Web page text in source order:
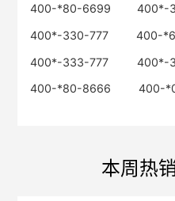
400-*80-6699
400*-
400*-330-777
400-
400*-333-777
400*-
400-*80-8666
400-
本周热